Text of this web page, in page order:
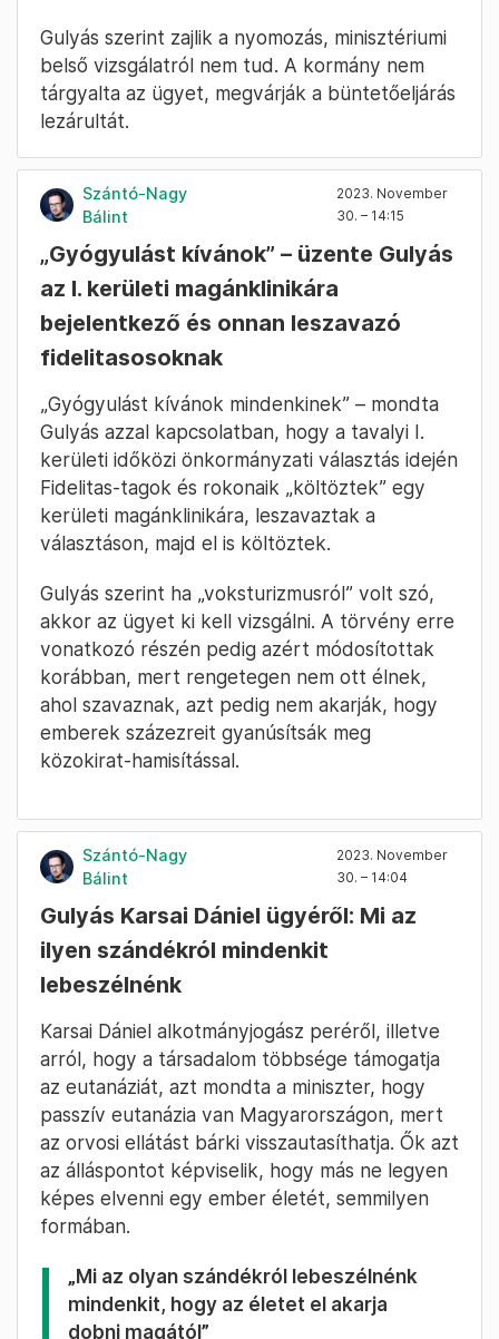
Gulyás szerint zajlik a nyomozás, minisztériumi
belső vizsgálatról nem tud. A kormány nem
tárgyalta az ügyet, megvárják a büntetőeljárás
lezárultát.
Szántó-Nagy
Bálint
2023. November
30. – 14:15
„Gyógyulást kívánok” – üzente Gulyás
az I. kerületi magánklinikára
bejelentkező és onnan leszavazó
fidelitasosoknak
„Gyógyulást kívánok mindenkinek” – mondta
Gulyás azzal kapcsolatban, hogy a tavalyi I.
kerületi időközi önkormányzati választás idején
Fidelitas-tagok és rokonaik „költöztek” egy
kerületi magánklinikára, leszavaztak a
választáson, majd el is költöztek.
Gulyás szerint ha „voksturizmusról” volt szó,
akkor az ügyet ki kell vizsgálni. A törvény erre
vonatkozó részén pedig azért módosítottak
korábban, mert rengetegen nem ott élnek,
ahol szavaznak, azt pedig nem akarják, hogy
emberek százezreit gyanúsítsák meg
közokirat-hamisítással.
Szántó-Nagy
Bálint
2023. November
30. – 14:04
Gulyás Karsai Dániel ügyéről: Mi az
ilyen szándékról mindenkit
lebeszélnénk
Karsai Dániel alkotmányjogász peréről, illetve
arról, hogy a társadalom többsége támogatja
az eutanáziát, azt mondta a miniszter, hogy
passzív eutanázia van Magyarországon, mert
az orvosi ellátást bárki visszautasíthatja. Ők azt
az álláspontot képviselik, hogy más ne legyen
képes elvenni egy ember életét, semmilyen
formában.
„Mi az olyan szándékról lebeszélnénk
mindenkit, hogy az életet el akarja
dobni magától”